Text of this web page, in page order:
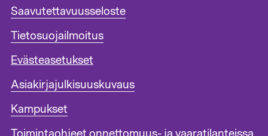
A
a
t
u
n
n
i
s
Saavutettavuusseloste
Tietosuojailmoitus
Evästeasetukset
Asiakirjajulkisuuskuvaus
Kampukset